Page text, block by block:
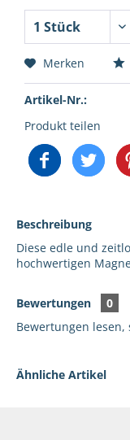
Merken
Artikel-Nr.:
Produkt teilen
Beschreibung
Diese edle und
hochwertigen
Bewertungen
0
Bewertungen
Ähnliche Artikel